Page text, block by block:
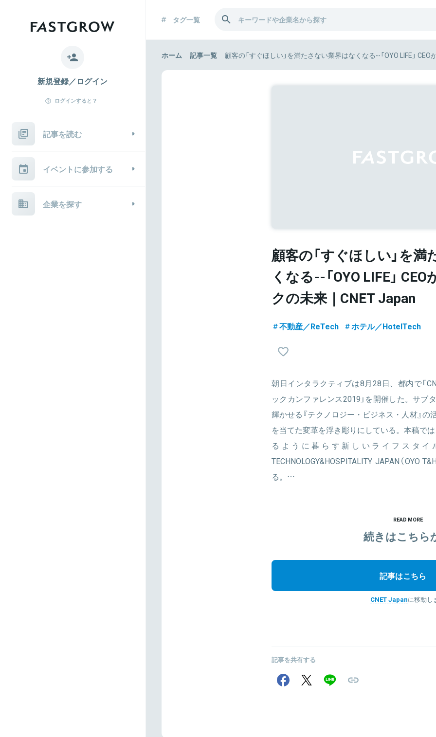
新規登録／ログイン
ログインすると？
記事を読む
イベントに参加する
企業を探す
タグ一覧
ホーム 記事一覧 顧客の「すぐほしい」を満たさない業界はなくなる--「OYO LIFE」
顧客の「すぐほしい」を
くなる--「OYO LIFE」
クの未来｜CNET Japan
不動産／ReTech ホテル／HotelTech
朝日インタラクティブは8月28日、都内で「
ックカンファレンス2019」を開催した。サブ
輝かせる『テクノロジー・ビジネス・人材』の
を当てた変革を浮き彫りにしている。本稿では
るように暮らす新しいライフスタイ
TECHNOLOGY&HOSPITALITY JAPAN（OYO
る。…
READ MORE
続きはこちら
記事はこちら
CNET Japanに移動し
記事を共有する